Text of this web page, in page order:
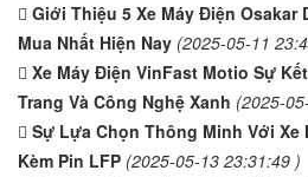
Giới Thiệu 5 Xe Máy Điện Osakar
Mua Nhất Hiện Nay (2025-05-11
Xe Máy Điện VinFast Motio Sự
Trang Và Công Nghệ Xanh (2025-
Sự Lựa Chọn Thông Minh Với Xe
Kèm Pin LFP (2025-05-13 23:31:49 )